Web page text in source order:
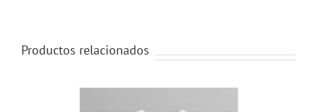
Productos relacionados